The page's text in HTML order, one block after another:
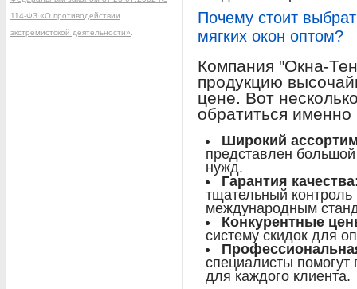
Почему стоит
мягких окон оптом?
Компания "Окна-
продукцию
цене. Вот
обратиться именно
Широкий
представлен
нужд.
Гарантия
тщательный контроль
международным
Конкурентные
систему скидок для
специалисты
для каждого клиента.
114-ФЗ «О противодействии
экстремистской деятельности»